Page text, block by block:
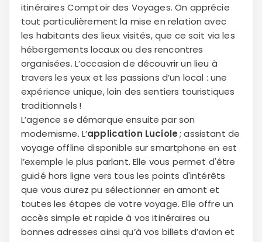
itinéraires Comptoir des Voyages. On apprécie
tout particulièrement la mise en relation avec
les habitants des lieux visités, que ce soit via les
hébergements locaux ou des rencontres
organisées. L’occasion de découvrir un lieu à
travers les yeux et les passions d’un local : une
expérience unique, loin des sentiers touristiques
traditionnels !
L’agence se démarque ensuite par son
modernisme. L’application Luciole; assistant de
voyage offline disponible sur smartphone en est
l’exemple le plus parlant. Elle vous permet d'être
guidé hors ligne vers tous les points d'intérêts
que vous aurez pu sélectionner en amont et
toutes les étapes de votre voyage. Elle offre un
accès simple et rapide à vos itinéraires ou
bonnes adresses ainsi qu’à vos billets d’avion et